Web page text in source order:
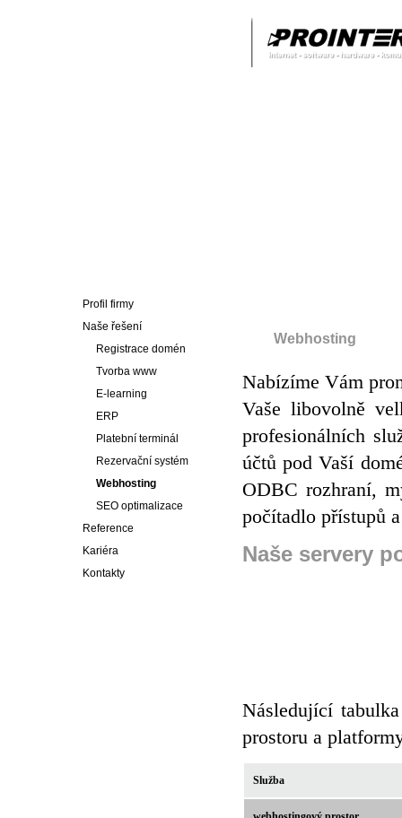
Profil firmy
Naše řešení
Registrace domén
Tvorba www
E-learning
ERP
Platební terminál
Rezervační systém
Webhosting
SEO optimalizace
Reference
Kariéra
Kontakty
Webhosting
Nabízíme Vám
Vaše libovolně
profesionálních
účtů pod Vaší
ODBC rozhraní,
počítadlo přístupů
Naše servery
Následující
prostoru a
Služba